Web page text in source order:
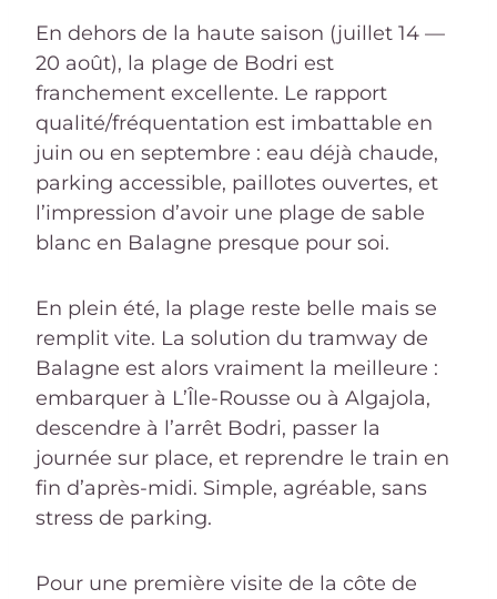
En dehors de la haute saison (juillet 14 —
20 août), la plage de Bodri est
franchement excellente. Le rapport
qualité/fréquentation est imbattable en
juin ou en septembre : eau déjà chaude,
parking accessible, paillotes ouvertes, et
l’impression d’avoir une plage de sable
blanc en Balagne presque pour soi.
En plein été, la plage reste belle mais se
remplit vite. La solution du tramway de
Balagne est alors vraiment la meilleure :
embarquer à L’Île-Rousse ou à Algajola,
descendre à l’arrêt Bodri, passer la
journée sur place, et reprendre le train en
fin d’après-midi. Simple, agréable, sans
stress de parking.
Pour une première visite de la côte de